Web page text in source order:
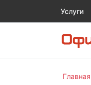
Услуги
Главная